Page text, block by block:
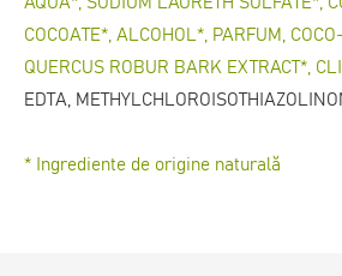
COCOATE*, ALСOHOL*, PARFUM,
QUERCUS ROBUR BARK EXTRACT*,
EDTA,
* Ingrediente de origine naturală